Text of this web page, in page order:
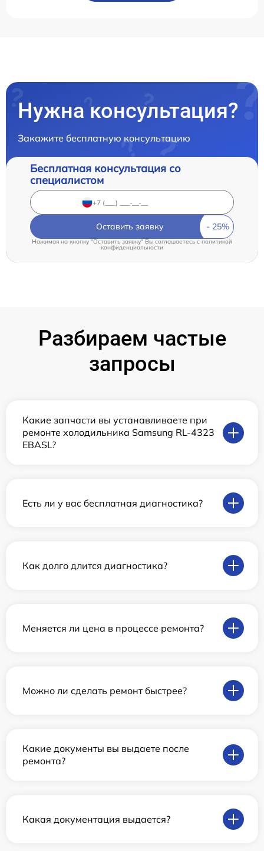
Нужна консультация?
Закажите бесплатную консультацию
Бесплатная консультация со
специалистом
Оставить заявку
Нажимая на кнопку "Оставить заявку" Вы соглашаетесь c политикой
конфиденциальности
Разбираем частые
запросы
Какие запчасти вы устанавливаете при
ремонте холодильника Samsung RL-4323
EBASL?
Есть ли у вас бесплатная диагностика?
Как долго длится диагностика?
Меняется ли цена в процессе ремонта?
Можно ли сделать ремонт быстрее?
Какие документы вы выдаете после
ремонта?
Какая документация выдается?